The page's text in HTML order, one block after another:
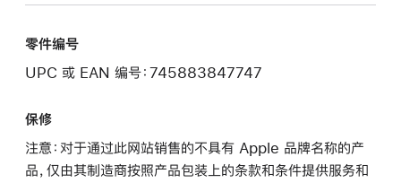
零件编号
UPC 或 EAN 编号：745883847747
保修
注意：对于通过此网站销售的不具有 Apple 品牌名称的产
品，仅由其制造商按照产品包装上的条款和条件提供服务和